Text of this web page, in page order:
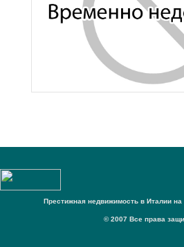
Престижная недвижимость в Италии на
© 2007 Все права